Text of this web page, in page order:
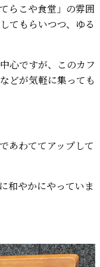
らこや食堂」の雰囲
てもらいつつ、ゆる
心ですが、このカフ
どが気軽に集っても
あわててアップして
和やかにやっていま